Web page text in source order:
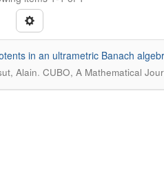
in an ultrametric Banach
Alain. CUBO, A Mathematical